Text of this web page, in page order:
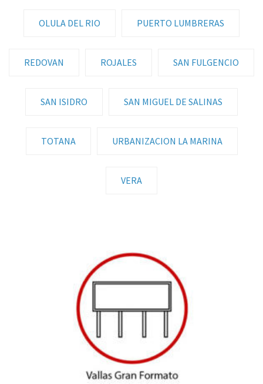
OLULA DEL RIO PUERTO LUMBRERAS
REDOVAN ROJALES SAN FULGENCIO
SAN ISIDRO SAN MIGUEL DE SALINAS
TOTANA URBANIZACION LA MARINA
VERA